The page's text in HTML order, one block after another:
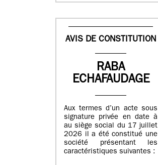
AVIS DE CONSTITUTION
RABA
ECHAFAUDAGE
Aux termes d’un acte sous
signature privée en date à
au siège social du 17 juillet
2026 il a été constitué une
société présentant les
caractéristiques suivantes :